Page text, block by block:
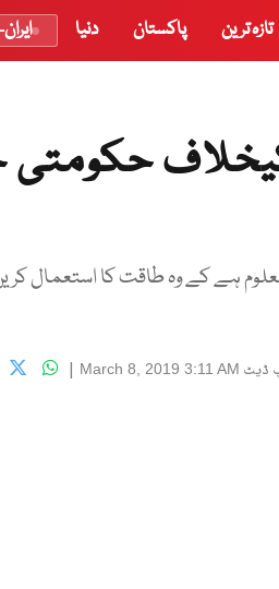
تازہ ترین پاکستان دنیا
ہے کے وہ طاقت کا استعمال
ڈیٹ March 8, 2019 3:11 AM
|